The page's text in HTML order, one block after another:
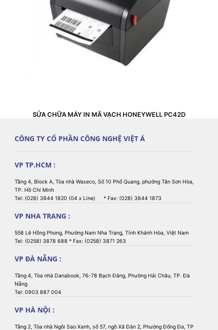
SỬA CHỮA MÁY IN MÃ VẠCH HONEYWELL PC42D
CÔNG TY CỔ PHẦN CÔNG NGHỆ VIỆT Á
VP TP.HCM :
Tầng 4, Block A, Tòa nhà Waseco, Số 10 Phổ Quang, phường Tân Sơn Hòa,
TP. Hồ Chí Minh
Tel: (028) 3844 1820 (04 x Line) * Fax: (028) 3844 1873
VP NHA TRANG :
558 Lê Hồng Phong, Phường Nam Nha Trang, Tỉnh Khánh Hòa, Việt Nam
Tel: (0258) 3878 688 * Fax: (0258) 3871 263
VP ĐÀ NẴNG :
Tầng 4, Tòa nhà Danabook, 76-78 Bạch Đằng, Phường Hải Châu, TP. Đà
Nẵng
Tel: 0903 887 004
VP HÀ NỘI :
Tầng 2, Tòa nhà Ngôi Sao Xanh, số 57, ngõ Xã Đàn 2, Phường Đống Đa, TP